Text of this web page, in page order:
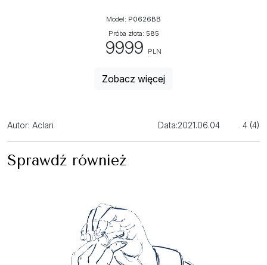
Model: P0626BB
Próba złota: 585
9999 PLN
Zobacz więcej
Autor: Aclari Data:2021.06.04 4 (4)
Sprawdź również